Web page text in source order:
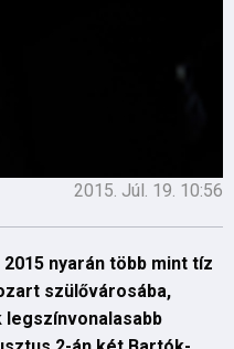
2015. Júl. 19. 10:56
nyarán több mint tíz
szülővárosába,
legszínvonalasabb